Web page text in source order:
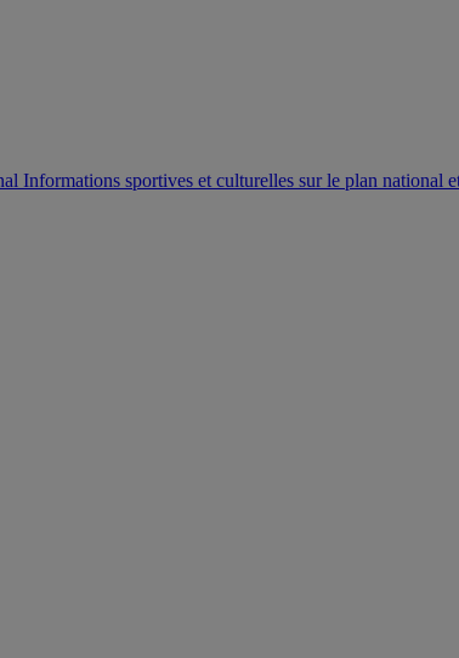
Informations sportives et culturelles sur le plan national